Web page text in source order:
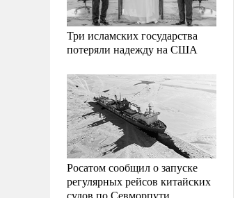
Три исламских государства
потеряли надежду на США
Росатом сообщил о запуске
регулярных рейсов китайских
судов по Севморпути